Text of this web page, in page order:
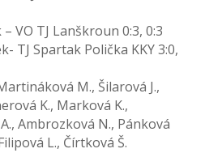
VO TJ Lanškroun 0:3, 0:3
TJ Spartak Polička KKY 3:0,
M., Šilarová J.,
K., Marková K.,
Ambrozková N., Pánková
L., Čírtková Š.